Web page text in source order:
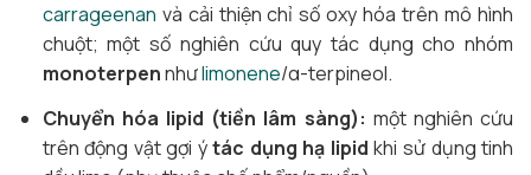
carrageenan và cải thiện chỉ số oxy hóa trên mô hình
chuột; một số nghiên cứu quy tác dụng cho nhóm
monoterpennhưlimonene/α-terpineol.
Chuyển hóa lipid (tiền lâm sàng): một nghiên cứu
trên động vật gợi ýtác dụng hạ lipid khi sử dụng tinh